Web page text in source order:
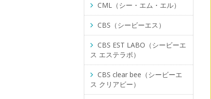
CML（シー・エム・エル）
CBS（シービーエス）
CBS EST LABO（シービーエ
ス エステラボ）
CBS clear bee（シービーエ
ス クリアビー）